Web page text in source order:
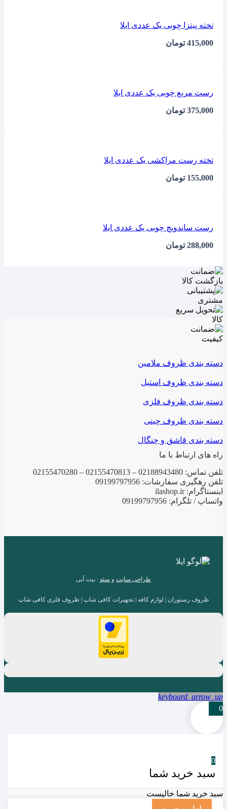
تخته پیتزا چوبی یک عددی ایلا
415,000 تومان
رست مربع چوبی یک عددی ایلا
375,000 تومان
تخته رست مراکشی یک عددی ایلا
155,000 تومان
رست ساندویچ چوبی یک عددی ایلا
288,000 تومان
دسته بندی ظروف ملامین
دسته بندی ظروف استیل
دسته بندی ظروف فلزی
دسته بندی ظروف چینی
دسته بندی قاشق و چنگال
راه های ارتباط با ما
تلفن تماس: 02188943480 – 02155470813 – 02155470280
تلفن رهگیری سفارشات: 09199797956
اینستاگرام: ilashop.ir
واتساپ / تلگرام: 09199797956
طراحی سایت و سئو : بیت آبی
ظروف رستوران | لوازم کافه | تجهیزات کافی شاپ | ظروف فلزی کافی شاپ
keyboard_arrow_up
0
0
سبد خرید شما
سبد خرید شما خالیست